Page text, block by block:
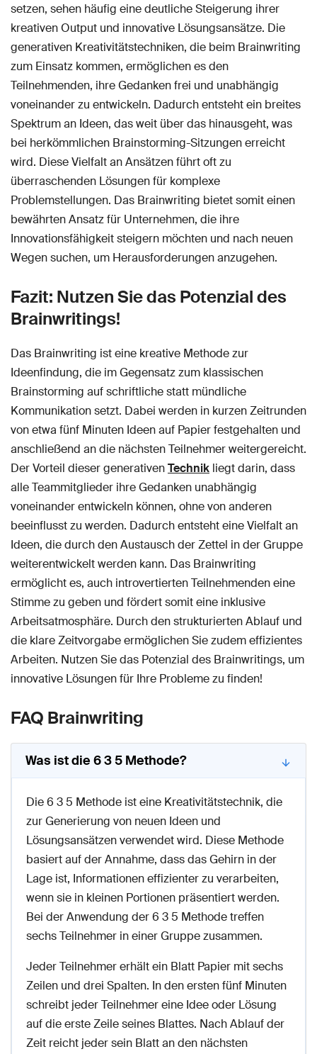
setzen, sehen häufig eine deutliche Steigerung ihrer
kreativen Output und innovative Lösungsansätze. Die
generativen Kreativitätstechniken, die beim Brainwriting
zum Einsatz kommen, ermöglichen es den
Teilnehmenden, ihre Gedanken frei und unabhängig
voneinander zu entwickeln. Dadurch entsteht ein breites
Spektrum an Ideen, das weit über das hinausgeht, was
bei herkömmlichen Brainstorming-Sitzungen erreicht
wird. Diese Vielfalt an Ansätzen führt oft zu
überraschenden Lösungen für komplexe
Problemstellungen. Das Brainwriting bietet somit einen
bewährten Ansatz für Unternehmen, die ihre
Innovationsfähigkeit steigern möchten und nach neuen
Wegen suchen, um Herausforderungen anzugehen.
Fazit: Nutzen Sie das Potenzial des
Brainwritings!
Das Brainwriting ist eine kreative Methode zur
Ideenfindung, die im Gegensatz zum klassischen
Brainstorming auf schriftliche statt mündliche
Kommunikation setzt. Dabei werden in kurzen Zeitrunden
von etwa fünf Minuten Ideen auf Papier festgehalten und
anschließend an die nächsten Teilnehmer weitergereicht.
Der Vorteil dieser generativenTechnik liegt darin, dass
alle Teammitglieder ihre Gedanken unabhängig
voneinander entwickeln können, ohne von anderen
beeinflusst zu werden. Dadurch entsteht eine Vielfalt an
Ideen, die durch den Austausch der Zettel in der Gruppe
weiterentwickelt werden kann. Das Brainwriting
ermöglicht es, auch introvertierten Teilnehmenden eine
Stimme zu geben und fördert somit eine inklusive
Arbeitsatmosphäre. Durch den strukturierten Ablauf und
die klare Zeitvorgabe ermöglichen Sie zudem effizientes
Arbeiten. Nutzen Sie das Potenzial des Brainwritings, um
innovative Lösungen für Ihre Probleme zu finden!
FAQ Brainwriting
Was ist die 6 3 5 Methode?
Die 6 3 5 Methode ist eine Kreativitätstechnik, die
zur Generierung von neuen Ideen und
Lösungsansätzen verwendet wird. Diese Methode
basiert auf der Annahme, dass das Gehirn in der
Lage ist, Informationen effizienter zu verarbeiten,
wenn sie in kleinen Portionen präsentiert werden.
Bei der Anwendung der 6 3 5 Methode treffen
sechs Teilnehmer in einer Gruppe zusammen.
Jeder Teilnehmer erhält ein Blatt Papier mit sechs
Zeilen und drei Spalten. In den ersten fünf Minuten
schreibt jeder Teilnehmer eine Idee oder Lösung
auf die erste Zeile seines Blattes. Nach Ablauf der
Zeit reicht jeder sein Blatt an den nächsten